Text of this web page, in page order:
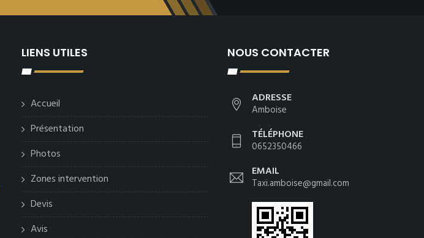
LIENS UTILES
Accueil
Présentation
Photos
Zones intervention
Devis
Avis
NOUS CONTACTER
ADRESSE
Amboise
TÉLÉPHONE
0652350466
EMAIL
Taxi.amboise@gmail.com